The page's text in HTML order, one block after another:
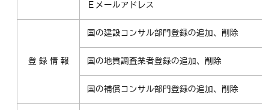
Ｅメールアドレス
登 録 情 報
国の建設コンサル部門登録の追加、削除
国の地質調査業者登録の追加、削除
国の補償コンサル部門登録の追加、削除